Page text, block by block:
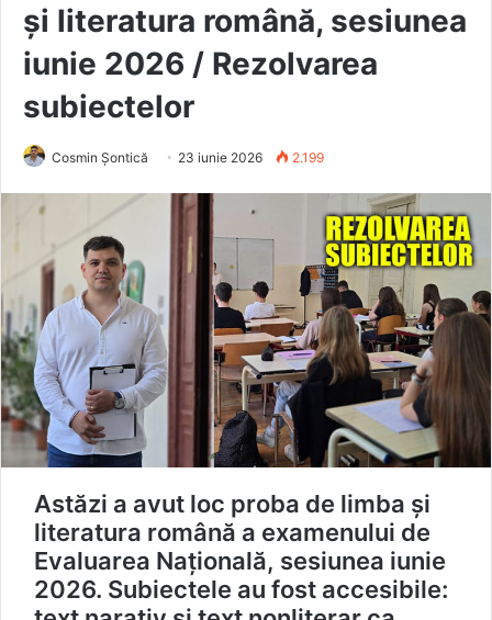
și literatura română, sesiunea
iunie 2026 / Rezolvarea
subiectelor
Cosmin Șontică 23 iunie 2026 2.199
Astăzi a avut loc proba de limba și
literatura română a examenului de
Evaluarea Națională, sesiunea iunie
2026. Subiectele au fost accesibile: